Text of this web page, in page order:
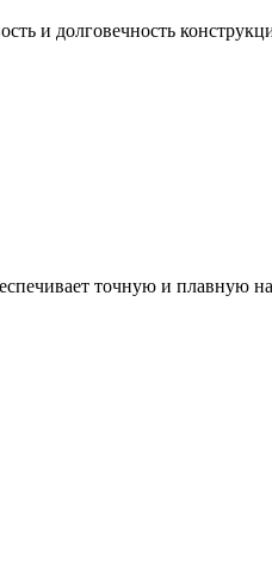
и долговечность
точную и плавную